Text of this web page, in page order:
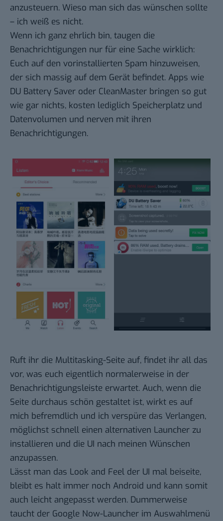
anzusteuern. Wieso man sich das wünschen sollte
– ich weiß es nicht.
Wenn ich ganz ehrlich bin, taugen die
Benachrichtigungen nur für eine Sache wirklich:
Euch auf den vorinstallierten Spam hinzuweisen,
der sich massig auf dem Gerät befindet. Apps wie
DU Battery Saver oder CleanMaster bringen so gut
wie gar nichts, kosten lediglich Speicherplatz und
Datenvolumen und nerven mit ihren
Benachrichtigungen.
Ruft ihr die Multitasking-Seite auf, findet ihr all das
vor, was euch eigentlich normalerweise in der
Benachrichtigungsleiste erwartet. Auch, wenn die
Seite durchaus schön gestaltet ist, wirkt es auf
mich befremdlich und ich verspüre das Verlangen,
möglichst schnell einen alternativen Launcher zu
installieren und die UI nach meinen Wünschen
anzupassen.
Lässt man das Look and Feel der UI mal beiseite,
bleibt es halt immer noch Android und kann somit
auch leicht angepasst werden. Dummerweise
taucht der Google Now-Launcher im Auswahlmenü